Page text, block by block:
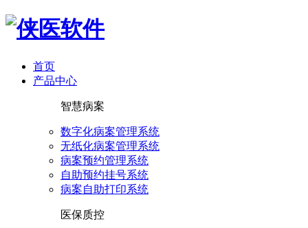
首页
产品中心
智慧病案
数字化病案管理系统
无纸化病案管理系统
病案预约管理系统
自助预约挂号系统
病案自助打印系统
医保质控